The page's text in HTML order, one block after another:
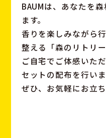
BAUMは、あなたを
ます。
香りを楽しみながら
整える「森のリトリー
ご自宅でご体感いた
セットの配布を行いま
ぜひ、お気軽にお立